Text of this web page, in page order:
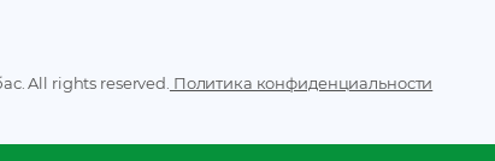
All rights reserved. Политика конфиденциальности